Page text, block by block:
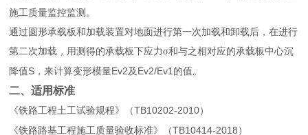
施工质量监控监测。
通过圆形承载板和加载装置对地面进行第一次加载和卸载后，在进行
第二次加载，用测得的承载板下应力σ和与之相对应的承载板中心沉
降值S ，来计算变形模量Ev2及 Ev2/Ev1 的值。
二、适用标准
《铁路工程土工试验规程》（TB10202-2010）
《铁路路基工程施工质量验收标准》（TB10414-2018 ）